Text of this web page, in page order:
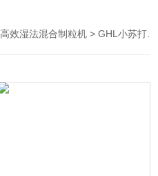
高效湿法混合制粒机 > GHL小苏打高速湿法混合制粒机